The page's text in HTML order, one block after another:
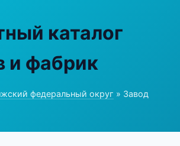
каталог
и фабрик
федеральный округ » Завод